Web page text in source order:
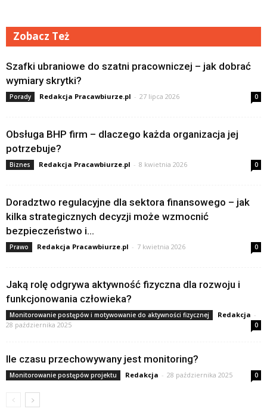
Zobacz Też
Szafki ubraniowe do szatni pracowniczej – jak dobrać
wymiary skrytki?
Porady Redakcja Pracawbiurze.pl - 27 lipca 2026 0
Obsługa BHP firm – dlaczego każda organizacja jej
potrzebuje?
Biznes Redakcja Pracawbiurze.pl - 8 kwietnia 2026 0
Doradztwo regulacyjne dla sektora finansowego – jak
kilka strategicznych decyzji może wzmocnić
bezpieczeństwo i...
Prawo Redakcja Pracawbiurze.pl - 7 kwietnia 2026 0
Jaką rolę odgrywa aktywność fizyczna dla rozwoju i
funkcjonowania człowieka?
Monitorowanie postępów i motywowanie do aktywności fizycznej Redakcja -
28 października 2025
0
Ile czasu przechowywany jest monitoring?
Monitorowanie postępów projektu Redakcja - 28 października 2025 0